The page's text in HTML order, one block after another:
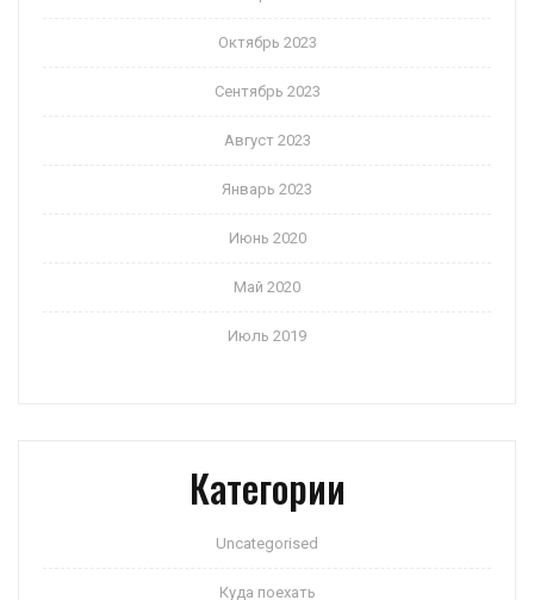
Октябрь 2023
Сентябрь 2023
Август 2023
Январь 2023
Июнь 2020
Май 2020
Июль 2019
Категории
Uncategorised
Куда поехать